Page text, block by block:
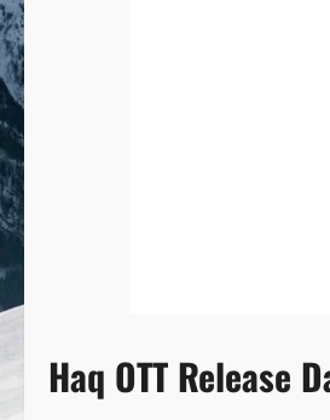
Haq OTT Release